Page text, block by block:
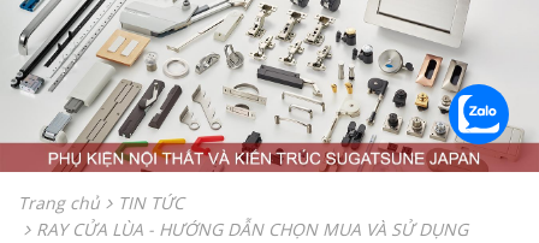
Trang chủ
TIN TỨC
RAY CỬA LÙA - HƯỚNG DẪN CHỌN MUA VÀ SỬ DỤNG